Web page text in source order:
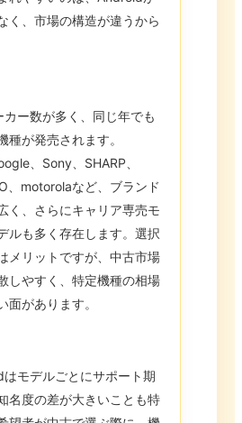
く、市場の構造が違うから
ー数が多く、同じ年でも
種が発売されます。
、Sony、SHARP、
、motorolaなど、ブランド
く、さらにキャリア専売モ
ルも多く存在します。選択
メリットですが、中古市場
しやすく、特定機種の相場
面があります。
はモデルごとにサポート期
名度の差が大きいことも特